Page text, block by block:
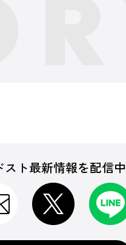
スト最新情報を配信中